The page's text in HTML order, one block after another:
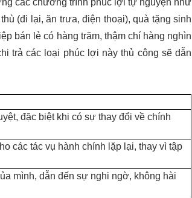
(đi lại, ăn trưa, điện thoại), quà tặng sinh
bán lẻ có hàng trăm, thậm chí hàng nghìn
trả các loại phúc lợi này thủ công sẽ dẫn
đặc biệt khi có sự thay đổi về chính
các tác vụ hành chính lặp lại, thay vì tập
mình, dẫn đến sự nghi ngờ, không hài